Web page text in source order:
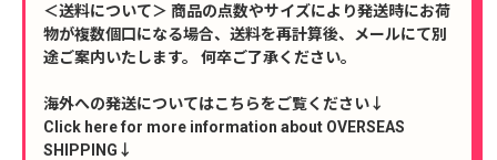
＜送料について＞ 商品の点数やサイズにより発送時にお荷
物が複数個口になる場合、送料を再計算後、メールにて別
途ご案内いたします。 何卒ご了承ください。
海外への発送についてはこちらをご覧ください↓
Click here for more information about OVERSEAS
SHIPPING↓